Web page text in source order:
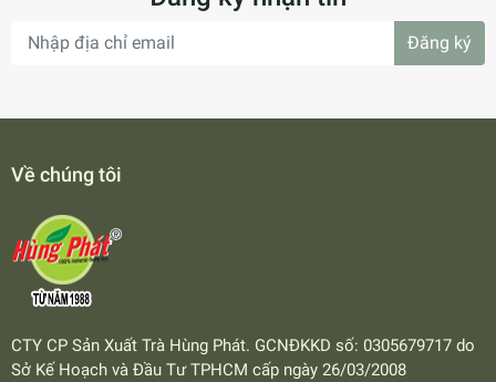
Đăng ký
Về chúng tôi
CTY CP Sản Xuất Trà Hùng Phát. GCNĐKKD số: 0305679717 do
Sở Kế Hoạch và Đầu Tư TPHCM cấp ngày 26/03/2008